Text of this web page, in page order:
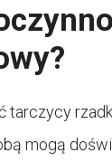
tarczycy
mogą